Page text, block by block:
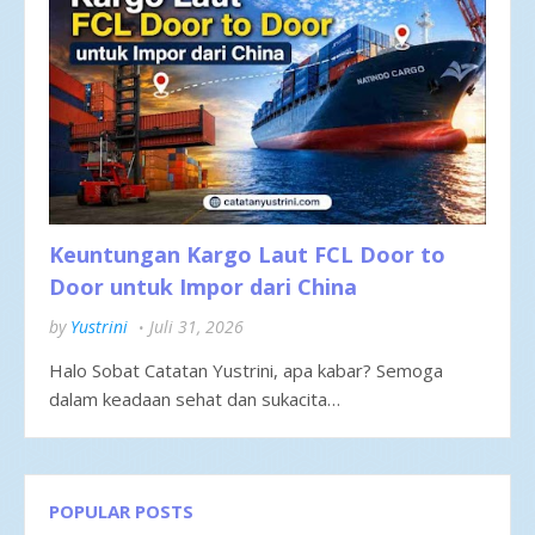
Keuntungan Kargo Laut FCL Door to
Door untuk Impor dari China
by Yustrini Juli 31, 2026
Halo Sobat Catatan Yustrini, apa kabar? Semoga
dalam keadaan sehat dan sukacita…
POPULAR POSTS